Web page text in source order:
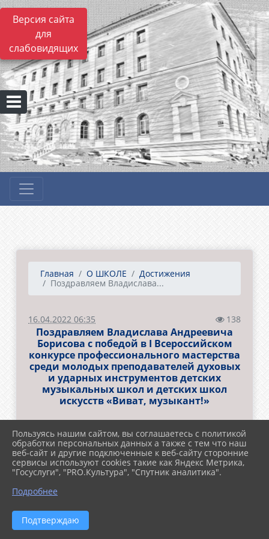
Версия сайта
для
слабовидящих
Главная О ШКОЛЕ
Достижения
Поздравляем Владислава...
16.04.2022 06:35 138
Поздравляем Владислава Андреевича
Борисова с победой в I Всероссийском
конкурсе профессионального мастерства
среди молодых преподавателей духовых
и ударных инструментов детских
музыкальных школ и детских школ
искусств «Виват, музыкант!»
Пользуясь нашим сайтом, вы соглашаетесь с политикой
обработки персональных данных а также с тем что наш
веб-сайт и другие подключенные к веб-сайту сторонние
сервисы используют cookies такие как Яндекс Метрика,
"Госуслуги", "PRO.Культура", "Спутник аналитика".
Подробнее
Подтверждаю